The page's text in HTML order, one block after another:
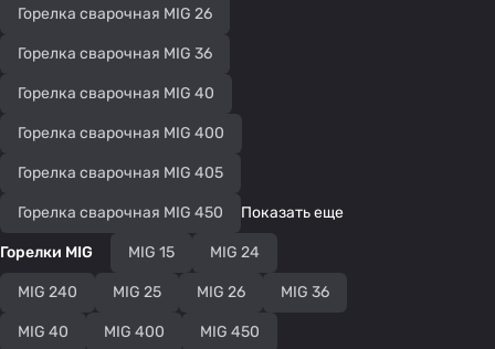
Горелка сварочная MIG 26
Горелка сварочная MIG 36
Горелка сварочная MIG 40
Горелка сварочная MIG 400
Горелка сварочная MIG 405
Горелка сварочная MIG 450 Показать еще
Горелки MIG MIG 15 MIG 24
MIG 240 MIG 25 MIG 26 MIG 36
MIG 40 MIG 400 MIG 450